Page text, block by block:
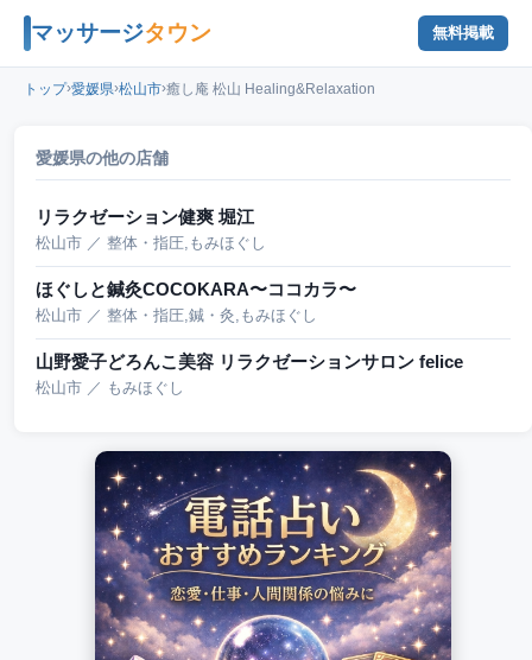
マッサージタウン 無料掲載
トップ›愛媛県›松山市›癒し庵 松山 Healing&Relaxation
愛媛県の他の店舗
リラクゼーション健爽 堀江
松山市 ／ 整体・指圧,もみほぐし
ほぐしと鍼灸COCOKARA〜ココカラ〜
松山市 ／ 整体・指圧,鍼・灸,もみほぐし
山野愛子どろんこ美容 リラクゼーションサロン felice
松山市 ／ もみほぐし